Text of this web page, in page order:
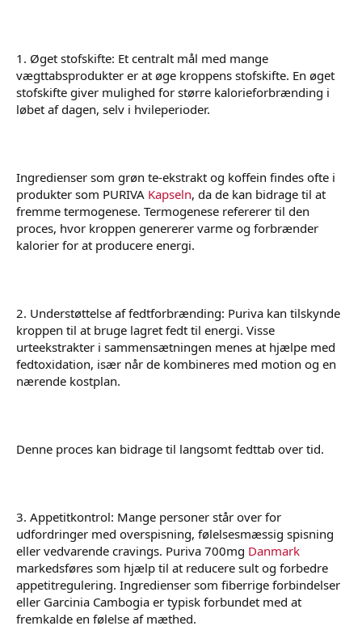
1. Øget stofskifte: Et centralt mål med mange
vægttabsprodukter er at øge kroppens stofskifte. En øget
stofskifte giver mulighed for større kalorieforbrænding i
løbet af dagen, selv i hvileperioder.
Ingredienser som grøn te-ekstrakt og koffein findes ofte i
produkter som PURIVA Kapseln, da de kan bidrage til at
fremme termogenese. Termogenese refererer til den
proces, hvor kroppen genererer varme og forbrænder
kalorier for at producere energi.
2. Understøttelse af fedtforbrænding: Puriva kan tilskynde
kroppen til at bruge lagret fedt til energi. Visse
urteekstrakter i sammensætningen menes at hjælpe med
fedtoxidation, især når de kombineres med motion og en
nærende kostplan.
Denne proces kan bidrage til langsomt fedttab over tid.
3. Appetitkontrol: Mange personer står over for
udfordringer med overspisning, følelsesmæssig spisning
eller vedvarende cravings. Puriva 700mg Danmark
markedsføres som hjælp til at reducere sult og forbedre
appetitregulering. Ingredienser som fiberrige forbindelser
eller Garcinia Cambogia er typisk forbundet med at
fremkalde en følelse af mæthed.